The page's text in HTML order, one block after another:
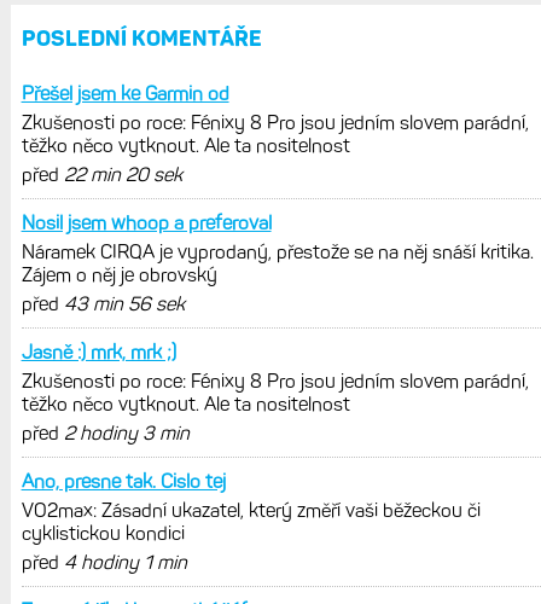
cyklistiky, běhu i chůze
Zkušenosti po roce: Fénixy 8 Pro jsou
jedním slovem parádní, těžko něco
vytknout. Ale ta nositelnost
Zaměření zátěže: Hodnotí, zda je váš
trénink produktivní a jestli se nachází
v optimálních oblastech
Garmin poprvé překonal hranici
300 dolarů. Cena akcií za devět
měsíců výrazně vzrostla
Elektrokola s motorem Bosch se
konečně mohou propojit s Garminem.
Zatím ale jen s Edge